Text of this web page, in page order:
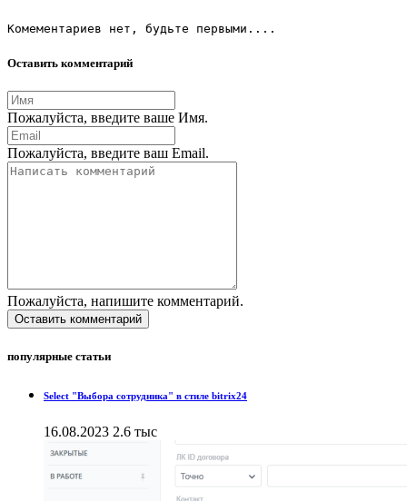
Комементариев нет, будьте первыми....
Оставить комментарий
Пожалуйста, введите ваше Имя.
Пожалуйста, введите ваш Email.
Пожалуйста, напишите комментарий.
Оставить комментарий
популярные статьи
Select "Выбора сотрудника" в стиле bitrix24
16.08.2023 2.6 тыс